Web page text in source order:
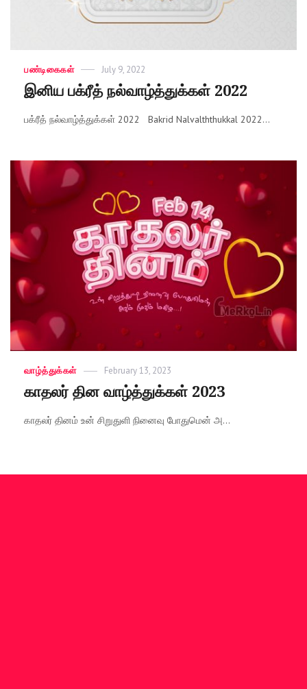
Categories
பண்டிகைகள்
Posted
July 9, 2022
இனிய பக்ரீத் நல்வாழ்த்துக்கள் 2022
பக்ரீத் நல்வாழ்த்துக்கள் 2022 Bakrid Nalvalththukkal 2022...
Categories
வாழ்த்துக்கள்
Posted
February 13, 2023
காதலர் தின வாழ்த்துக்கள் 2023
காதலர் தினம் உன் சிறுதுளி நினைவு போதுமென் அ...